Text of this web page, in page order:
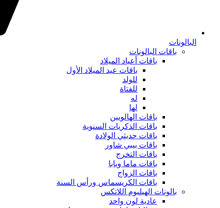
البالونات
باقات البالونات
باقات أعياد الميلاد
باقات عيد الميلاد الأول
للولد
للفتاة
له
لها
باقات الهالويين
باقات الذكريات السنوية
باقات حديثي الولادة
باقات بيبي شاور
باقات التخرج
باقات ماما وبابا
باقات الزواج
باقات الكريسماس ورأس السنة
بالونات الهيليوم اللاتكس
عادية لون واحد